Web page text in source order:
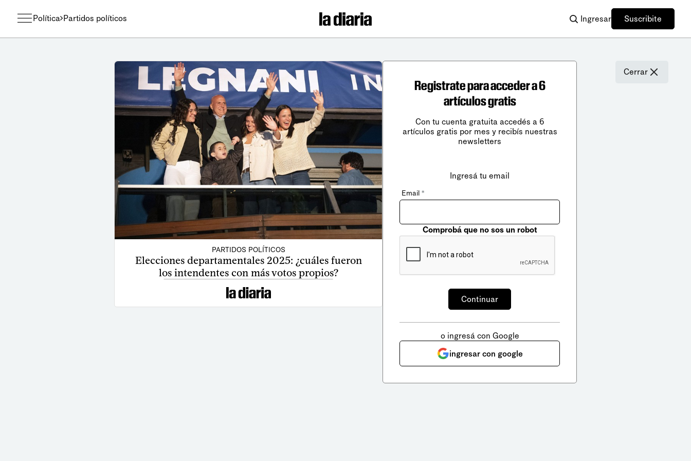
Política Partidos políticos Ingresar Suscribite
PARTIDOS POLÍTICOS
Elecciones departamentales 2025: ¿cuáles fueron
los intendentes con más votos propios?
Cerrar
Registrate para acceder a 6
artículos gratis
Con tu cuenta gratuita accedés a 6
artículos gratis por mes y recibís nuestras
newsletters
Ingresá tu email
Email *
Comprobá que no sos un robot
o ingresá con Google
ingresar con google